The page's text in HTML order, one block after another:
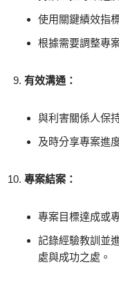
使用關鍵績效指
根據需要調整專
有效溝通：
與利害關係人保
及時分享專案進
專案結案：
專案目標達成或
記錄經驗教訓並
處與成功之處。